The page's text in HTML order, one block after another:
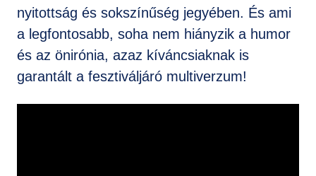
nyitottság és sokszínűség jegyében. És ami
a legfontosabb, soha nem hiányzik a humor
és az önirónia, azaz kíváncsiaknak is
garantált a fesztiváljáró multiverzum!